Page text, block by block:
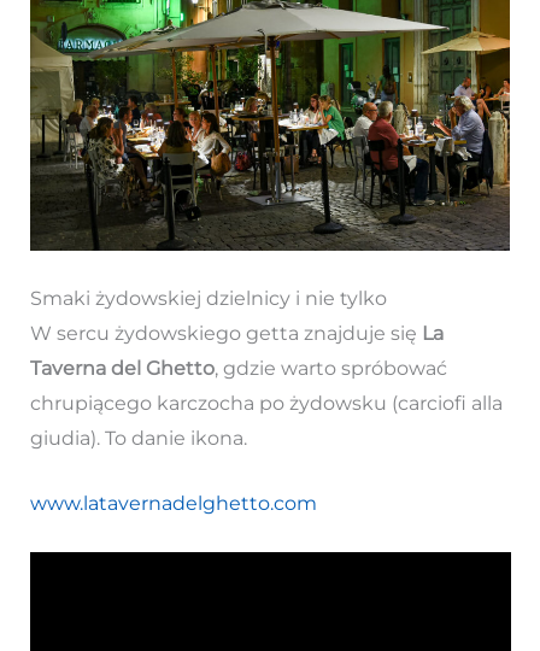
Smaki żydowskiej dzielnicy i nie tylko
W sercu żydowskiego getta znajduje się La
Taverna del Ghetto, gdzie warto spróbować
chrupiącego karczocha po żydowsku (carciofi alla
giudia). To danie ikona.
www.latavernadelghetto.com